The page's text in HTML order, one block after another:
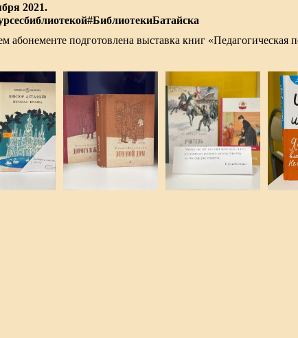
2021.
абонементе подготовлена выставка книг